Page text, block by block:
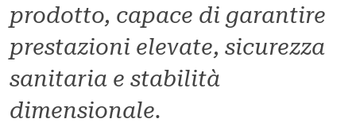
prodotto, capace di garantire
prestazioni elevate, sicurezza
sanitaria e stabilità
dimensionale.